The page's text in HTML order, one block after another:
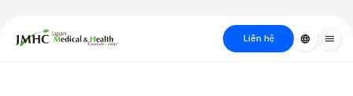
Trung tâm Du lịch Y tế & Sức khỏe Nhật Bản (JMHC)
Liên hệ language menu